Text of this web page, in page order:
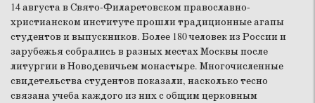
14 августа в Свято-Филаретовском православно-
христианском институте прошли традиционные агапы
студентов и выпускников. Более 180 человек из России и
зарубежья собрались в разных местах Москвы после
литургии в Новодевичьем монастыре. Многочисленные
свидетельства студентов показали, насколько тесно
связана учеба каждого из них с общим церковным